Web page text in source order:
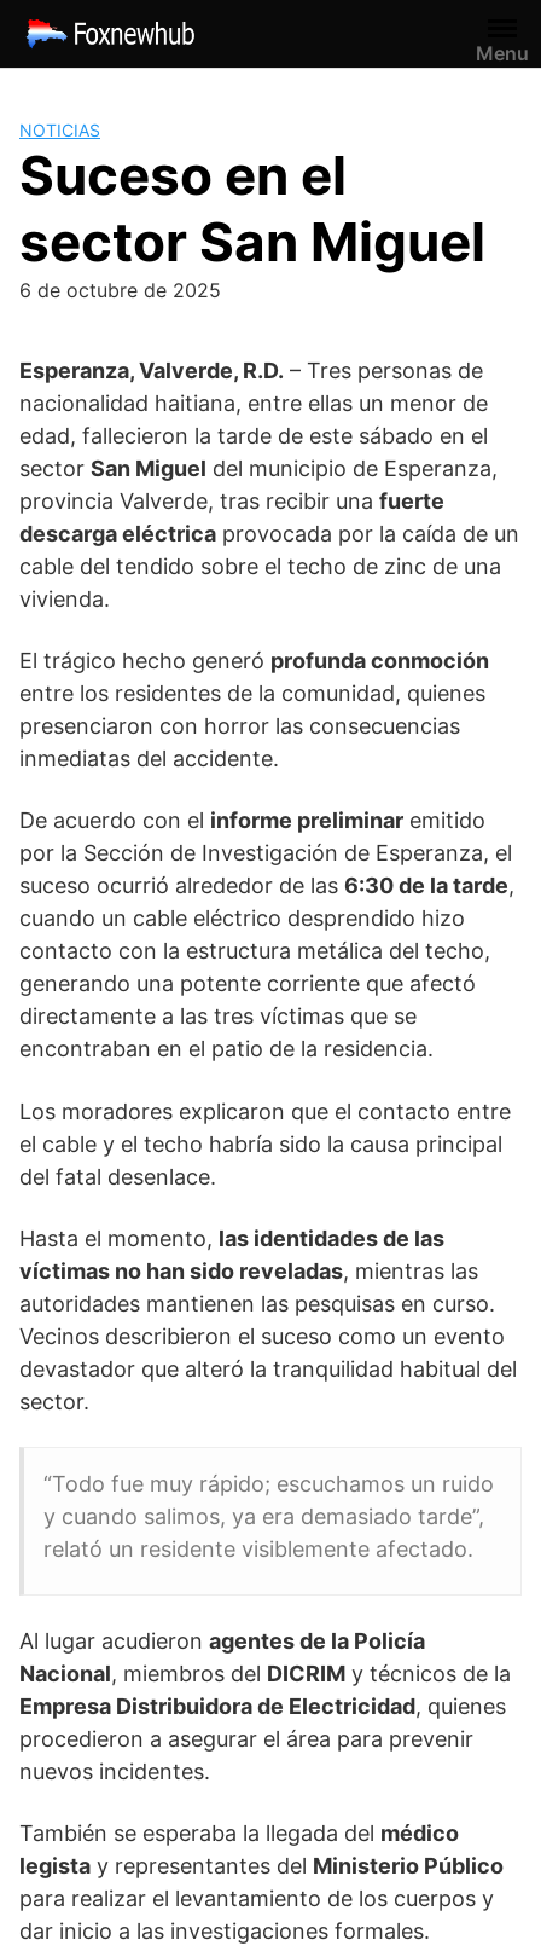
Saltar
contenido
Menu
NOTICIAS
Suceso en el
sector San Miguel
6 de octubre de 2025
Esperanza, Valverde, R.D. – Tres personas de
nacionalidad haitiana, entre ellas un menor de
edad, fallecieron la tarde de este sábado en el
sector San Miguel del municipio de Esperanza,
provincia Valverde, tras recibir una fuerte
descarga eléctrica provocada por la caída de un
cable del tendido sobre el techo de zinc de una
vivienda.
El trágico hecho generó profunda conmoción
entre los residentes de la comunidad, quienes
presenciaron con horror las consecuencias
inmediatas del accidente.
De acuerdo con el informe preliminar emitido
por la Sección de Investigación de Esperanza, el
suceso ocurrió alrededor de las 6:30 de la tarde,
cuando un cable eléctrico desprendido hizo
contacto con la estructura metálica del techo,
generando una potente corriente que afectó
directamente a las tres víctimas que se
encontraban en el patio de la residencia.
Los moradores explicaron que el contacto entre
el cable y el techo habría sido la causa principal
del fatal desenlace.
Hasta el momento, las identidades de las
víctimas no han sido reveladas, mientras las
autoridades mantienen las pesquisas en curso.
Vecinos describieron el suceso como un evento
devastador que alteró la tranquilidad habitual del
sector.
“Todo fue muy rápido; escuchamos un ruido
y cuando salimos, ya era demasiado tarde”,
relató un residente visiblemente afectado.
Al lugar acudieron agentes de la Policía
Nacional, miembros del DICRIM y técnicos de la
Empresa Distribuidora de Electricidad, quienes
procedieron a asegurar el área para prevenir
nuevos incidentes.
También se esperaba la llegada del médico
legista y representantes del Ministerio Público
para realizar el levantamiento de los cuerpos y
dar inicio a las investigaciones formales.